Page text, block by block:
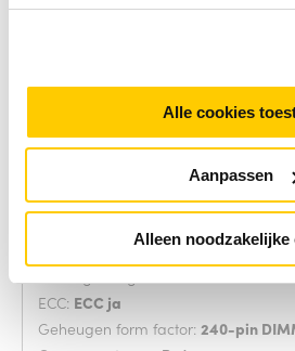
Alle cookies
Aanpassen
Alleen noodzakelijke
GB 1 x 8 GB
ECC: ECC ja
Geheugen form factor: 240-pin